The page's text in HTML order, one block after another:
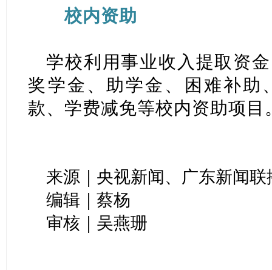
校内资助
学校利用事业收入提取资
奖学金、助学金、困难补助
款、学费减免等校内资助项目
来源｜央视新闻、广东新闻联
编辑｜蔡杨
审核｜吴燕珊